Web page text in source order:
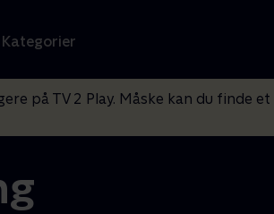
Kategorier
på TV 2 Play. Måske kan du finde